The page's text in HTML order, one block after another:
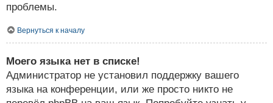
проблемы.
Вернуться к началу
Моего языка нет в списке!
Администратор не установил поддержку вашего
языка на конференции, или же просто никто не